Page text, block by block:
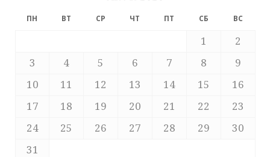
ПН ВТ СР ЧТ ПТ СБ ВС
1
2
3
4 5 6 7 8
9
10
11 12 13 14 15
16
17
18 19 20 21 22
23
24
25 26 27 28 29
30
31